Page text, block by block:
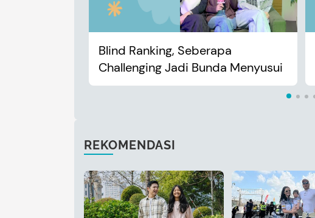
Blind Ranking, Seberapa
Challenging Jadi Bunda Menyusui
REKOMENDASI